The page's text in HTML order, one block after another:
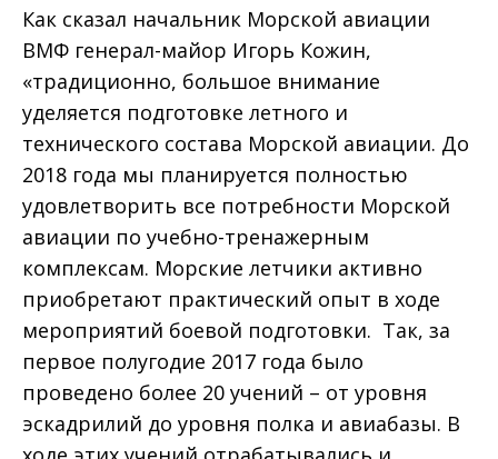
Как сказал начальник Морской авиации
ВМФ генерал-майор Игорь Кожин,
«традиционно, большое внимание
уделяется подготовке летного и
технического состава Морской авиации. До
2018 года мы планируется полностью
удовлетворить все потребности Морской
авиации по учебно-тренажерным
комплексам. Морские летчики активно
приобретают практический опыт в ходе
мероприятий боевой подготовки. Так, за
первое полугодие 2017 года было
проведено более 20 учений – от уровня
эскадрилий до уровня полка и авиабазы. В